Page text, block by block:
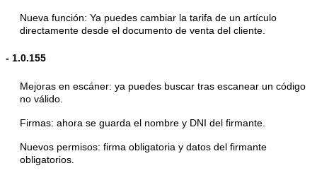
Nueva función: Ya puedes cambiar la tarifa de un artículo
directamente desde el documento de venta del cliente.
- 1.0.155
Mejoras en escáner: ya puedes buscar tras escanear un código
no válido.
Firmas: ahora se guarda el nombre y DNI del firmante.
Nuevos permisos: firma obligatoria y datos del firmante
obligatorios.